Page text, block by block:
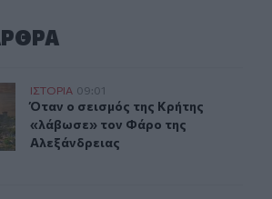
της Κρήτης «λάβωσε» τον Φάρο της
ΙΣΤΟΡΙΑ 09:01
Όταν ο σεισμός της Κρήτης
Όταν ο σεισμός της Κρήτης
«λάβωσε» τον Φάρο της
Αλεξάνδρειας